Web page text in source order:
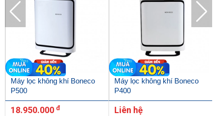
Máy lọc không khí Boneco
P500
18.950.000 đ
Máy lọc không khí Boneco
P400
Liên hệ